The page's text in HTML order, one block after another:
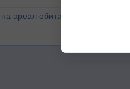
ареал обитания бабочек